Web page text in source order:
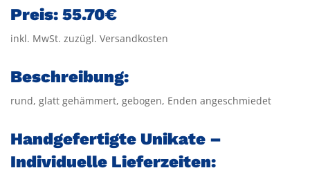
Preis: 55.70€
inkl. MwSt. zuzügl. Versandkosten
Beschreibung:
rund, glatt gehämmert, gebogen, Enden angeschmiedet
Handgefertigte Unikate –
Individuelle Lieferzeiten: